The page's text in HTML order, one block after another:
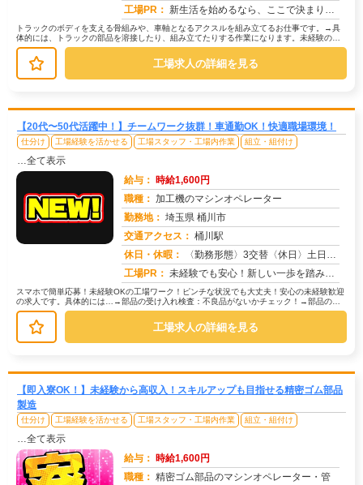
工場PR： 新生活を始めるなら、ここで決まり！→初期費用0円の家具付き個室寮をご用意！テレビ、エアコン、冷蔵庫など生活に必要な...
トラックのボディを支える骨組みや、車軸となるアクスルを組み立てるお仕事です。→具
体的には、トラックの部品を溶接したり、組み立てたりする作業になります。未経験の方
でも安心して始められるよう、研修制...
工場求人の詳細を見る
【20代〜50代活躍中！】チームワーク抜群！車通勤OK！快適職場環境！
仕分け 工場経験を活かせる 工場スタッフ・工場内作業 組立・組付け
…全て表示
給与： 時給1,600円
職種： 加工機のマシンオペレーター
勤務地： 埼玉県 桶川市
交通アクセス： 桶川駅
休日・休暇：
〈勤務形態〉3交替〈休日〉土日休み※職場カレンダーによる
工場PR： 未経験でも安心！新しい一歩を踏み出せます。株式会社京栄センターでは、経験・学歴・スキルは一切問いません。未経験者や...
スマホで簡単応募！未経験OKの工場ワーク！ピンチな状況でも大丈夫！安心の未経験歓迎
の求人です。具体的には…→部品の受け入れ検査：不良品がないかチェック！→部品の運
搬：カートを使って指定場所へ移動...
工場求人の詳細を見る
【即入寮OK！】未経験から高収入！スキルアップも目指せる精密ゴム部品
製造
仕分け 工場経験を活かせる 工場スタッフ・工場内作業 組立・組付け
…全て表示
給与： 時給1,600円
職種： 精密ゴム部品のマシンオペレーター・管